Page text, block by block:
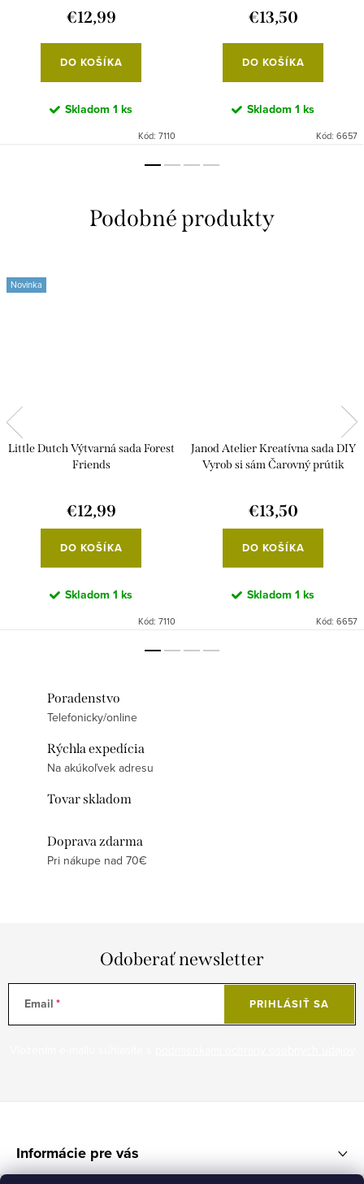
€12,99
DO KOŠÍKA
Skladom 1 ks
Kód: 7110
€13,50
DO KOŠÍKA
Skladom 1 ks
Kód: 6657
Novinka
Little Dutch Výtvarná sada Forest
Friends
€12,99
DO KOŠÍKA
Skladom 1 ks
Kód: 7110
Janod Atelier Kreatívna sada DIY
Vyrob si sám Čarovný prútik
€13,50
DO KOŠÍKA
Skladom 1 ks
Kód: 6657
Poradenstvo
Telefonicky/online
Rýchla expedícia
Na akúkoľvek adresu
Tovar skladom
Doprava zdarma
Pri nákupe nad 70€
Odoberať newsletter
Email PRIHLÁSIŤ SA
p
Informácie pre vás